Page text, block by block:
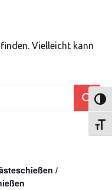
Vielleicht kann
Suchen
/